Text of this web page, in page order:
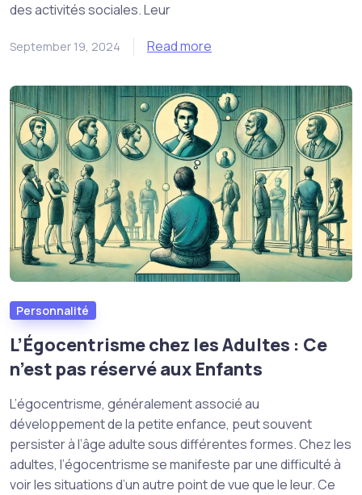
des activités sociales. Leur
September 19, 2024 Read more
Personnalité
L’Égocentrisme chez les Adultes : Ce
n’est pas réservé aux Enfants
L’égocentrisme, généralement associé au
développement de la petite enfance, peut souvent
persister à l’âge adulte sous différentes formes. Chez les
adultes, l’égocentrisme se manifeste par une difficulté à
voir les situations d’un autre point de vue que le leur. Ce